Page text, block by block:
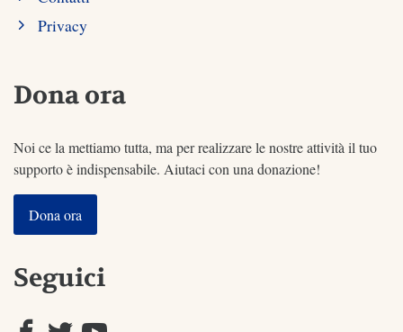
Privacy
Dona ora
Noi ce la mettiamo tutta, ma per realizzare le nostre attività il tuo
supporto è indispensabile. Aiutaci con una donazione!
Dona ora
Seguici